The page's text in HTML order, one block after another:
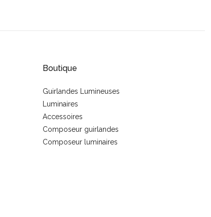
Boutique
Guirlandes Lumineuses
Luminaires
Accessoires
Composeur guirlandes
Composeur luminaires